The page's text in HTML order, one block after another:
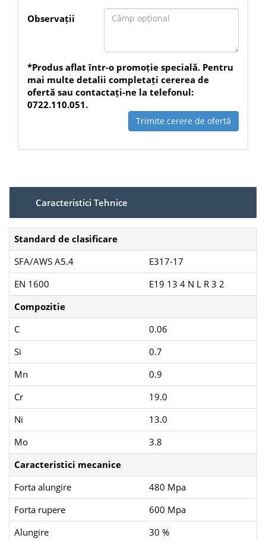
Observații
*Produs aflat într-o promoție specială. Pentru
mai multe detalii completați cererea de
ofertă sau contactați-ne la telefonul:
0722.110.051.
Trimite cerere de ofertă
Caracteristici Tehnice
Standard de clasificare
SFA/AWS A5.4
E317-17
EN 1600
E19 13 4 N L R 3 2
Compozitie
C
0.06
Si
0.7
Mn
0.9
Cr
19.0
Ni
13.0
Mo
3.8
Caracteristici mecanice
Forta alungire
480 Mpa
Forta rupere
600 Mpa
Alungire
30 %